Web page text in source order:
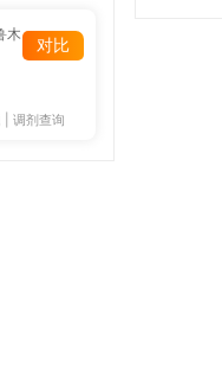
木
对比
调剂查询
（二）费
期间享受
程学习阶
生招生
能力、创
分：笔试
业，形
备10—15
50%，
绩低于
士学位主
治与品德
察考生的
名单确定
行复核。
评议成绩
成绩 ×
物与医药
单列专项
物园等科
机制。（
宣传与咨
拓展直博
优化学科
叉学科，
人学校与
进科研资
教育、科
人才自主
优化前者